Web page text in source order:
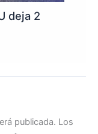
deja 2
publicada. Los